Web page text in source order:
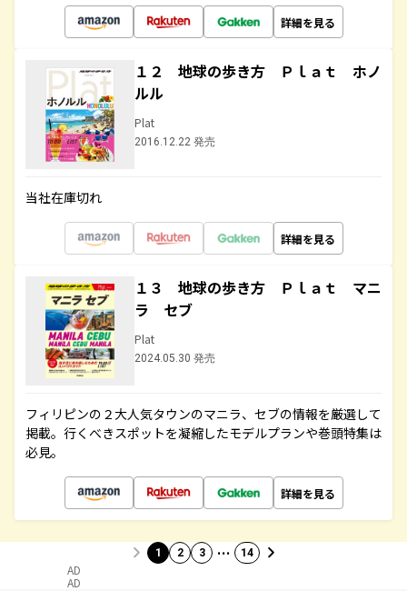
詳細を見る
１２ 地球の歩き方 Ｐｌａｔ ホノ
ルル
Plat
2016.12.22 発売
当社在庫切れ
詳細を見る
１３ 地球の歩き方 Ｐｌａｔ マニ
ラ セブ
Plat
2024.05.30 発売
フィリピンの２大人気タウンのマニラ、セブの情報を厳選して
掲載。行くべきスポットを凝縮したモデルプランや巻頭特集は
必見。
詳細を見る
1 2 3 … 14
AD
AD